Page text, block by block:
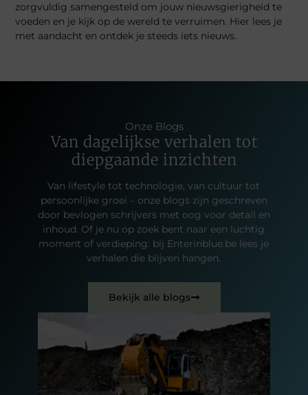
zorgvuldig samengesteld om jouw nieuwsgierigheid te
voeden en je kijk op de wereld te verruimen. Hier lees je
met aandacht en ontdek je steeds iets nieuws.
Onze Blogs
Van dagelijkse verhalen tot
diepgaande inzichten
Van lifestyle tot technologie, van cultuur tot
persoonlijke groei – onze blogs zijn geschreven
door bevlogen schrijvers met oog voor detail en
inhoud. Of je nu op zoek bent naar een luchtig
moment of verdieping: bij Enterinblue.be lees je
verhalen die blijven hangen.
Bekijk alle blogs